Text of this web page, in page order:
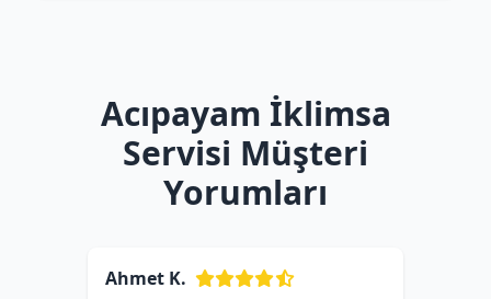
Acıpayam İklimsa
Servisi Müşteri
Yorumları
Ahmet K.